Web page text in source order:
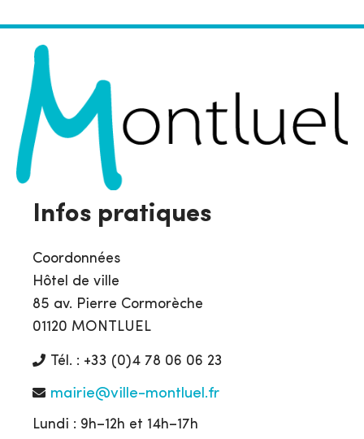
Infos pratiques
Coordonnées
Hôtel de ville
85 av. Pierre Cormorèche
01120 MONTLUEL
Tél. : +33 (0)4 78 06 06 23
mairie@ville-montluel.fr
Lundi : 9h–12h et 14h–17h